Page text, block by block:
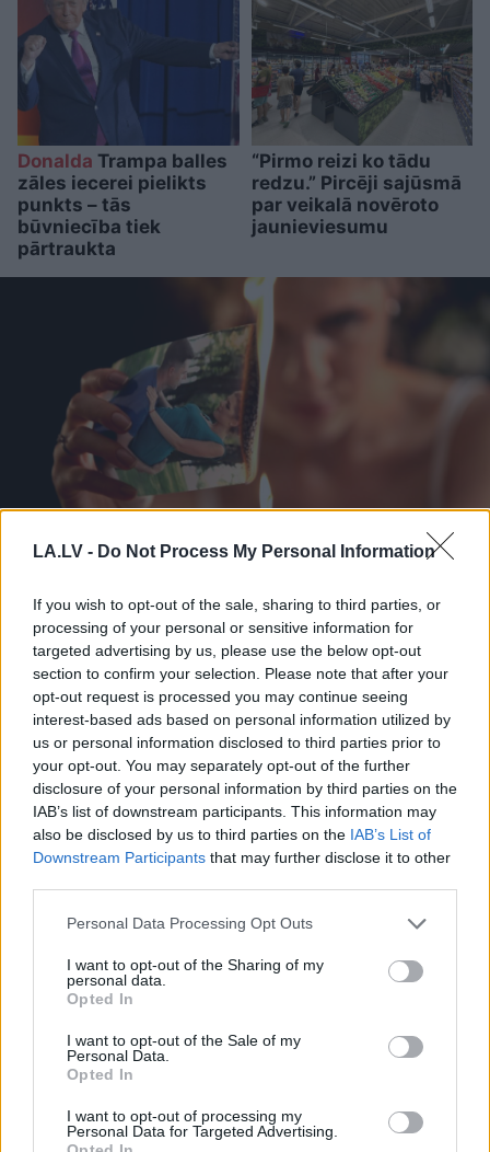
LA.LV - Do Not Process My Personal Information
If you wish to opt-out of the sale, sharing to third parties, or
processing of your personal or sensitive information for
targeted advertising by us, please use the below opt-out
section to confirm your selection. Please note that after your
opt-out request is processed you may continue seeing
interest-based ads based on personal information utilized by
us or personal information disclosed to third parties prior to
your opt-out. You may separately opt-out of the further
disclosure of your personal information by third parties on the
IAB’s list of downstream participants. This information may
also be disclosed by us to third parties on the IAB’s List of
Downstream Participants that may further disclose it to other
Please note that this website/app uses one or more Google
not limited to your visit or usage behaviour. You may click to
grant or deny consent to Google and its third-party tags to
use your data for below specified purposes in below Google
consent section.
Personal Data Processing Opt Outs
I want to opt-out of the Sharing of my
personal data.
Opted In
I want to opt-out of the Sale of my
Personal Data.
Opted In
I want to opt-out of processing my
Personal Data for Targeted Advertising.
Donalda Trampa balles
zāles iecerei pielikts
punkts – tās
būvniecība tiek
pārtraukta
“Pirmo reizi ko tādu
redzu.” Pircēji sajūsmā
par veikalā novēroto
jaunieviesumu
Ar šo zodiaka zīmju
pārstāvjiem labāk
nestrīdēties: viņi vienmēr
atradīs veidu, kā pamatīgi
atriebties
“Jāstrādā12 stundas un
vēl jāpaliek ilgāk?”
Sieviete piedzīvo
pārsteigumu darba
intervijā, izrādās – tas
nav retums
Krievijāsācies pavēstu
vilnis: zināms, kas
izvēlas ignorēt